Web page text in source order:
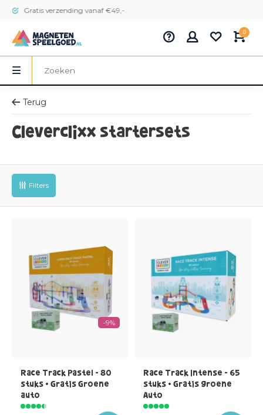
Gratis verzending vanaf €49,-
0
Terug
Cleverclixx startersets
Filters
-9%
Race Track Pastel - 80
stuks + Gratis Groene
auto
Race Track Intense - 65
stuks + Gratis groene
Auto